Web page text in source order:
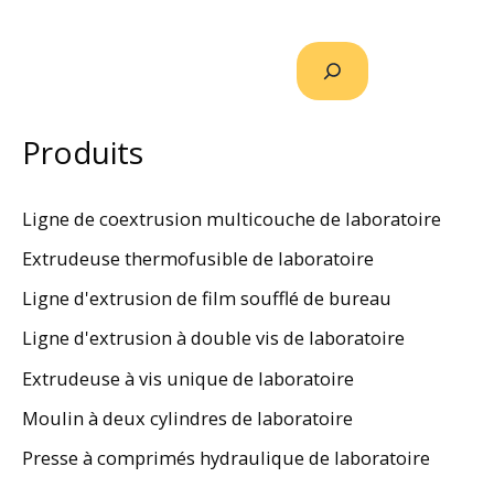
Produits
Ligne de coextrusion multicouche de laboratoire
Extrudeuse thermofusible de laboratoire
Ligne d'extrusion de film soufflé de bureau
Ligne d'extrusion à double vis de laboratoire
Extrudeuse à vis unique de laboratoire
Moulin à deux cylindres de laboratoire
Presse à comprimés hydraulique de laboratoire